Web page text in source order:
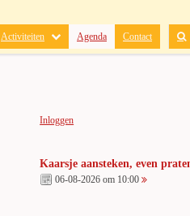
Activiteiten Agenda Contact
Inloggen
Kaarsje aansteken, even
06-08-2026 om 10:00